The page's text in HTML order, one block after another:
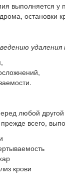
выполняется у
остановки
удаления
любой
всего,
крови